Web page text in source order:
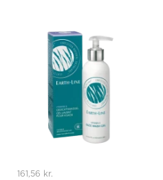
161,56 kr.